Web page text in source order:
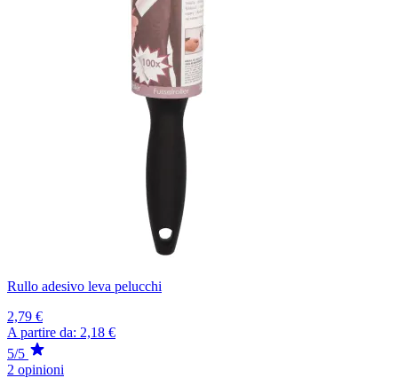
Rullo adesivo leva pelucchi
2,79 €
A partire da: 2,18 €
5/5
2 opinioni